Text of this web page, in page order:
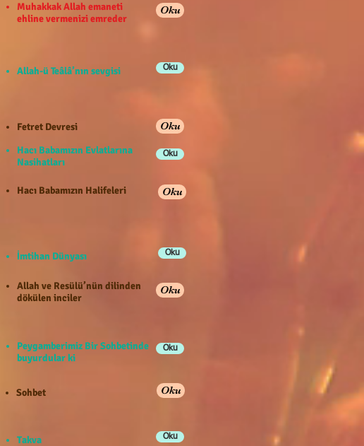
Muhakkak Allah emaneti
ehline vermenizi emreder
Oku
Allah-ü Teâlâ’nın sevgisi Oku
Fetret Devresi Oku
Hacı Babamızın Evlatlarına
Nasihatları
Oku
Oku
Hacı Babamızın Halifeleri
Oku
İmtihan Dünyası
Oku
Allah ve Resülü’nün dilinden
dökülen inciler
Oku
Peygamberimiz Bir Sohbetinde
buyurdular ki
Oku
Sohbet
Oku
Takva